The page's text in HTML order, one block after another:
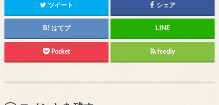
ツイート シェア
はてブ
Pocket feedly